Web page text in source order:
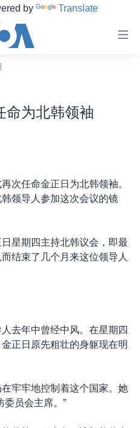
by Translate
命为北韩领袖
次任命金正日为北韩领袖。
领导人参加这次会议的镜
星期四主持北韩议会，即最
结束了几个月来这位领导人
去年中曾经中风。在星期四
正日原先粗壮的身躯现在明
牢牢地控制着这个国家。她
委员会主席。”